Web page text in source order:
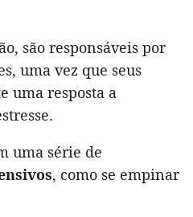
são responsáveis por
uma vez que seus
uma resposta a
uma série de
, como se empinar